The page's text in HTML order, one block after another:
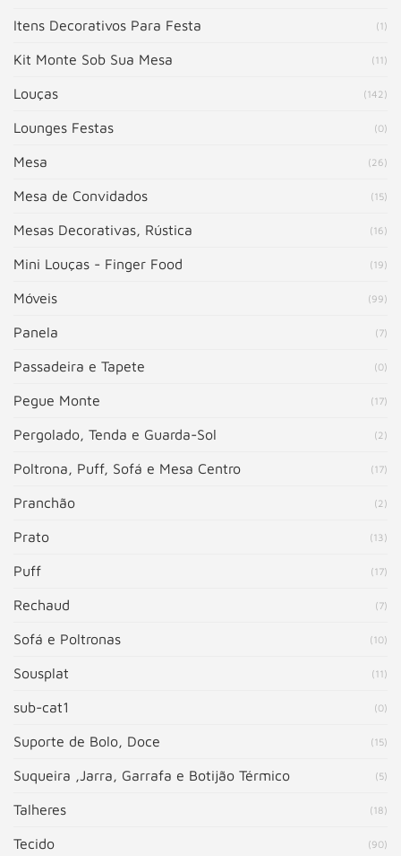
Itens Decorativos Para Festa (1)
Kit Monte Sob Sua Mesa (11)
Louças (142)
Lounges Festas (0)
Mesa (26)
Mesa de Convidados (15)
Mesas Decorativas, Rústica (16)
Mini Louças - Finger Food (19)
Móveis (99)
Panela (7)
Passadeira e Tapete (0)
Pegue Monte (17)
Pergolado, Tenda e Guarda-Sol (2)
Poltrona, Puff, Sofá e Mesa Centro (17)
Pranchão (2)
Prato (13)
Puff (17)
Rechaud (7)
Sofá e Poltronas (10)
Sousplat (11)
sub-cat1 (0)
Suporte de Bolo, Doce (15)
Suqueira ,Jarra, Garrafa e Botijão Térmico (5)
Talheres (18)
Tecido (90)